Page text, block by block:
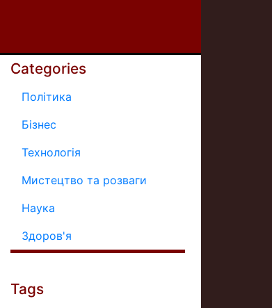
Categories
Політика
Бізнес
Технологія
Мистецтво та розваги
Наука
Здоров'я
Tags